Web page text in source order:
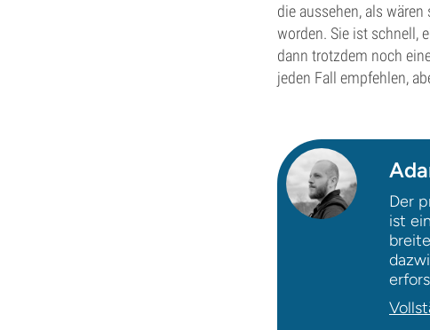
die aussehen, als
worden. Sie ist schnell,
dann trotzdem noch
jeden Fall empfehlen,
Der
ist